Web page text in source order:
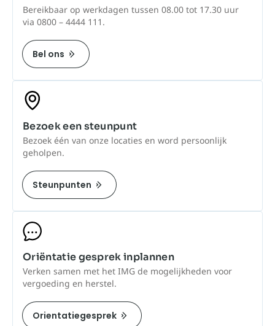
Bereikbaar op werkdagen tussen 08.00 tot 17.30 uur
via 0800 – 4444 111.
Bel ons
Bezoek een steunpunt
Bezoek één van onze locaties en word persoonlijk
geholpen.
Steunpunten
Oriëntatie gesprek inplannen
Verken samen met het IMG de mogelijkheden voor
vergoeding en herstel.
Orientatiegesprek